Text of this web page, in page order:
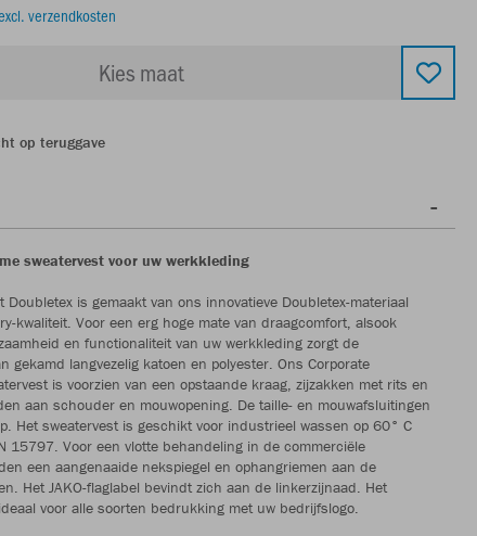
verzendkosten
Kies maat
op teruggave
sweatervest voor uw werkkleding
Doubletex is gemaakt van ons innovatieve Doubletex-materiaal
kwaliteit. Voor een erg hoge mate van draagcomfort, alsook
en functionaliteit van uw werkkleding zorgt de
gekamd langvezelig katoen en polyester. Ons Corporate
is voorzien van een opstaande kraag, zijzakken met rits en
aan schouder en mouwopening. De taille- en mouwafsluitingen
Het sweatervest is geschikt voor industrieel wassen op 60° C
15797. Voor een vlotte behandeling in de commerciële
een aangenaaide nekspiegel en ophangriemen aan de
Het JAKO-flaglabel bevindt zich aan de linkerzijnaad. Het
voor alle soorten bedrukking met uw bedrijfslogo.